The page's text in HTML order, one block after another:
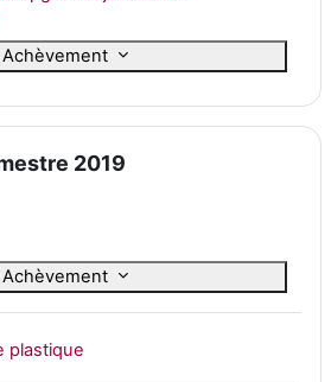
Achèvement
2019
Achèvement
plastique